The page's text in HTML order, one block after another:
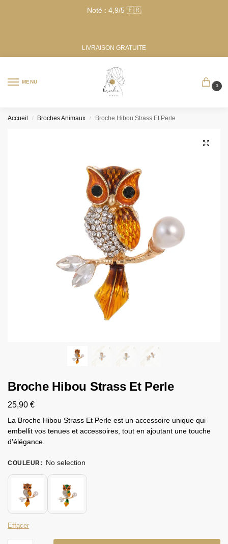
Noté : 4,9/5 🇫🇷
LIVRAISON GRATUITE
MENU
0
Accueil / Broches Animaux / Broche Hibou Strass Et Perle
Broche Hibou Strass Et Perle
25,90 €
La Broche Hibou Strass Et Perle est un accessoire unique qui
embellit vos tenues et accessoires, tout en ajoutant une touche
d’élégance.
COULEUR : No selection
Effacer